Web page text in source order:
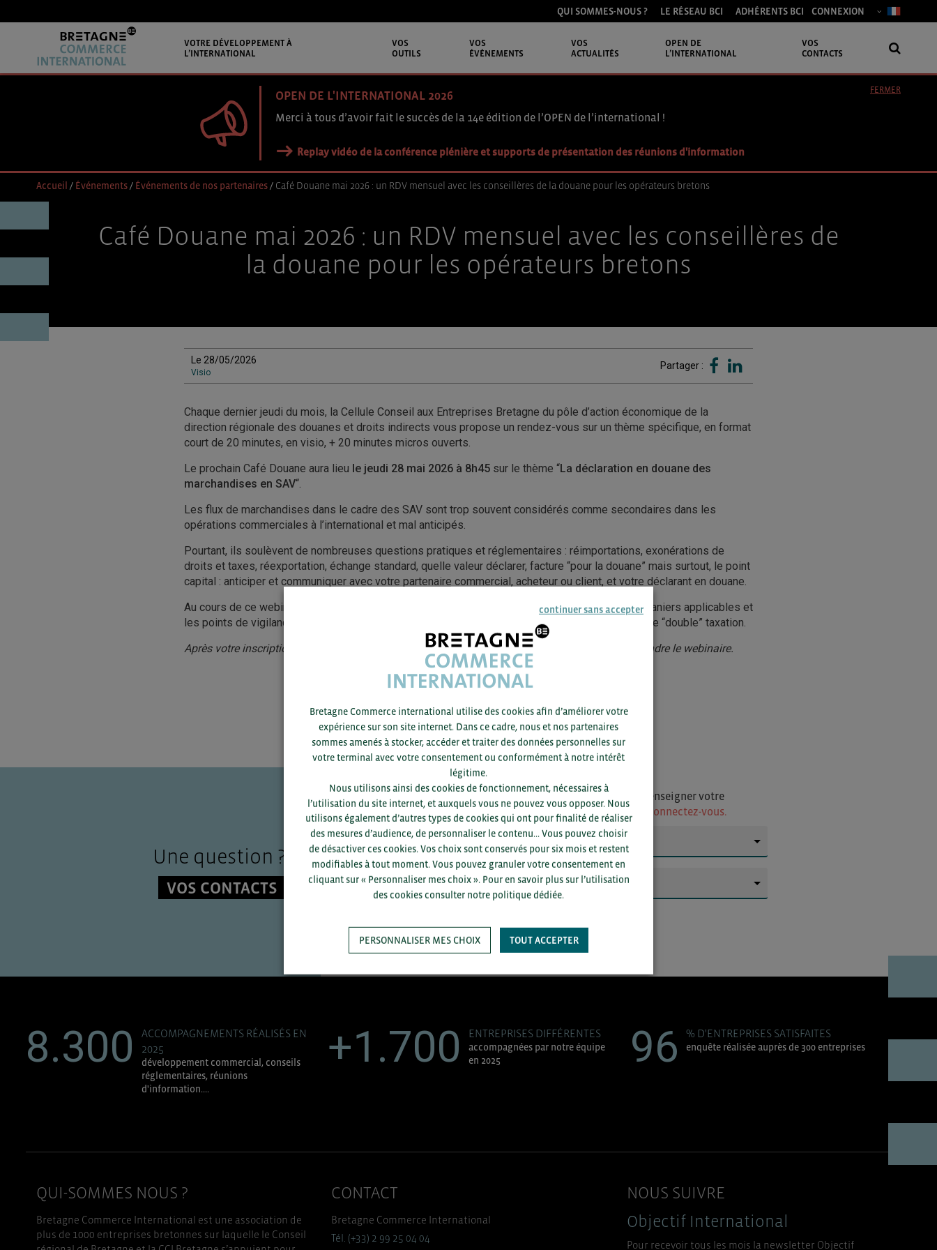
QUI SOMMES-NOUS ? LE RÉSEAU BCI ADHÉRENTS BCI CONNEXION
VOTRE DÉVELOPPEMENT À
L’INTERNATIONAL
VOS
OUTILS
VOS
ÉVÉNEMENTS
VOS
ACTUALITÉS
OPEN DE
L’INTERNATIONAL
VOS
CONTACTS
OPEN DE L'INTERNATIONAL 2026
Merci à tous d’avoir fait le succès de la 14e édition de l’OPEN de l’international !
Replay vidéo de la conférence plénière et supports de présentation des réunions d'information
FERMER
Accueil / Événements/ Événements de nos partenaires/ Café Douane mai 2026 : un RDV mensuel avec les conseillères de la douane pour les opérateurs bretons
Café Douane mai 2026 : un RDV mensuel avec les conseillères de
la douane pour les opérateurs bretons
Le 28/05/2026
Visio
Partager :
Chaque dernier jeudi du mois, la Cellule Conseil aux Entreprises Bretagne du pôle d’action économique de la
direction régionale des douanes et droits indirects vous propose un rendez-vous sur un thème spécifique, en format
court de 20 minutes, en visio, + 20 minutes micros ouverts.
Le prochain Café Douane aura lieu le jeudi 28 mai 2026 à 8h45sur le thème “La déclaration en douane des
marchandises en SAV“.
Les flux de marchandises dans le cadre des SAV sont trop souvent considérés comme secondaires dans les
opérations commerciales à l’international et mal anticipés.
Pourtant, ils soulèvent de nombreuses questions pratiques et réglementaires : réimportations, exonérations de
droits et taxes, réexportation, échange standard, quelle valeur déclarer, facture “pour la douane” mais surtout, le point
capital : anticiper et communiquer avec votre partenaire commercial, acheteur ou client, et votre déclarant en douane.
Au cours de ce webinaire, nous reviendrons de manière concrète sur les principaux régimes douaniers applicables et
les points de vigilance à connaître afin de mieux maîtriser ces opérations et limiter les risques de “double” taxation.
Après votre inscription, vous recevrez un e-mail de confirmation vous expliquant comment rejoindre le webinaire.
INSCRIPTION
Une question ?
VOS CONTACTS
Pour voir les contacts, merci de renseigner votre
département et votre secteur
ou connectez-vous.
SAUVEGARDER
8.300
ACCOMPAGNEMENTS RÉALISÉS EN
2025
développement commercial, conseils
réglementaires, réunions
d'information....
+1.700 ENTREPRISES DIFFÉRENTES
accompagnées par notre équipe
en 2025
96 % D'ENTREPRISES SATISFAITES
enquête réalisée auprès de 300 entreprises
QUI-SOMMES NOUS ?
Bretagne Commerce International est une association de
plus de 1000 entreprises bretonnes sur laquelle le Conseil
CONTACT
Bretagne Commerce International
Tél. (+33) 2 99 25 04 04
NOUS SUIVRE
Objectif International
Pour recevoir tous les mois la newsletter Objectif
continuer sans accepter
Bretagne Commerce international utilise des cookies afin d’améliorer votre
expérience sur son site internet. Dans ce cadre, nous et nos partenaires
sommes amenés à stocker, accéder et traiter des données personnelles sur
votre terminal avec votre consentement ou conformément à notre intérêt
légitime.
Nous utilisons ainsi des cookies de fonctionnement, nécessaires à
l’utilisation du site internet, et auxquels vous ne pouvez vous opposer. Nous
utilisons également d’autres types de cookies qui ont pour finalité de réaliser
des mesures d’audience, de personnaliser le contenu... Vous pouvez choisir
de désactiver ces cookies. Vos choix sont conservés pour six mois et restent
modifiables à tout moment. Vous pouvez granuler votre consentement en
cliquant sur « Personnaliser mes choix ». Pour en savoir plus sur l’utilisation
des cookies consulter notre politique dédiée.
PERSONNALISER MES CHOIX TOUT ACCEPTER